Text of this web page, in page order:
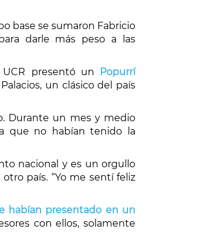
base se sumaron Fabricio
darle más peso a las
presentó un
Popurrí
un clásico del país
Durante un mes y medio
que no habían tenido la
nacional y es un orgullo
país. “Yo me sentí feliz
habían presentado en un
con ellos, solamente